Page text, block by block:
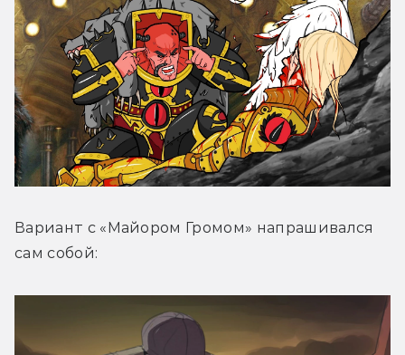
Вариант с «Майором Громом» напрашивался
сам собой: